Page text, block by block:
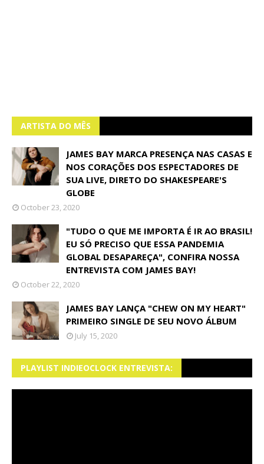
ARTISTA DO MÊS
JAMES BAY MARCA PRESENÇA NAS CASAS E
NOS CORAÇÕES DOS ESPECTADORES DE
SUA LIVE, DIRETO DO SHAKESPEARE'S
GLOBE
October 23, 2020
"TUDO O QUE ME IMPORTA É IR AO BRASIL!
EU SÓ PRECISO QUE ESSA PANDEMIA
GLOBAL DESAPAREÇA", CONFIRA NOSSA
ENTREVISTA COM JAMES BAY!
October 22, 2020
JAMES BAY LANÇA "CHEW ON MY HEART"
PRIMEIRO SINGLE DE SEU NOVO ÁLBUM
July 15, 2020
PLAYLIST INDIEOCLOCK ENTREVISTA: